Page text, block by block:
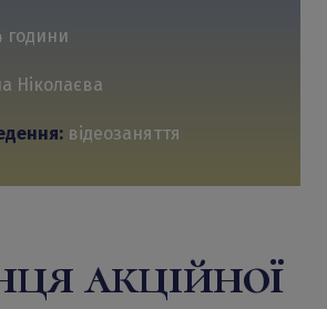
години
Ніколаєва
відеозаняття
акційної